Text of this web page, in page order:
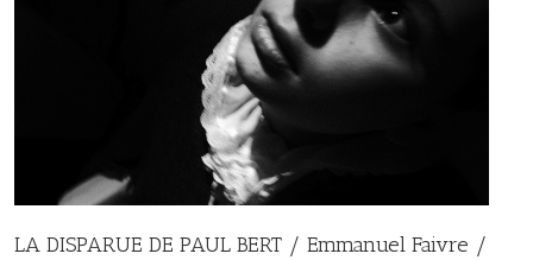
LA DISPARUE DE PAUL BERT / Emmanuel Faivre /